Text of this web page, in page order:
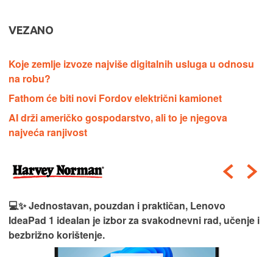
VEZANO
Koje zemlje izvoze najviše digitalnih usluga u odnosu
na robu?
Fathom će biti novi Fordov električni kamionet
AI drži američko gospodarstvo, ali to je njegova
najveća ranjivost
💻✨ Jednostavan, pouzdan i praktičan, Lenovo
IdeaPad 1 idealan je izbor za svakodnevni rad, učenje i
bezbrižno korištenje.